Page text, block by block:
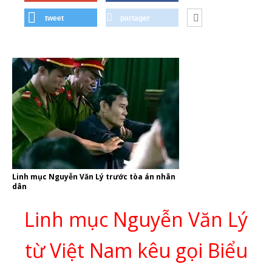
tweet partager
Linh mục Nguyễn Văn Lý trước tòa án nhân
dân
Linh mục Nguyễn Văn Lý
từ Việt Nam kêu gọi Biểu